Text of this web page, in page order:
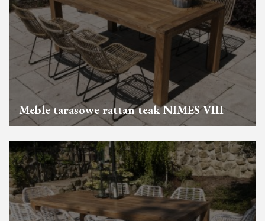
Meble tarasowe rattan teak NIMES VIII